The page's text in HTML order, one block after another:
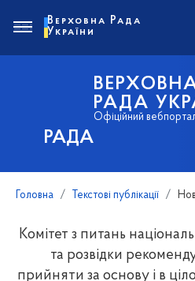
РАДА
РАДА
Офіційний
Верховна Рада
України
Головна Текстові публікації
Комітет з питань
та розвідки
прийняти за основу і в